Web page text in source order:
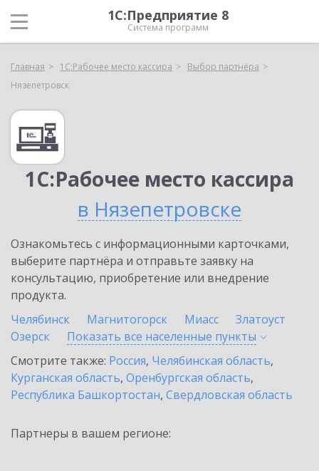
1С:Предприятие 8
Система программ
Главная 1С:Рабочее место кассира
Выбор партнёра
Нязепетровск
1С:Рабочее место кассира
в Нязепетровске
Ознакомьтесь с информационными карточками,
выберите партнёра и отправьте заявку на
консультацию, приобретение или внедрение
продукта.
Челябинск
Магнитогорск Миасс
Златоуст
Озерск
Показать все населенные пункты
Смотрите также: Россия, Челябинская область,
Курганская область, Оренбургская область,
Республика Башкортостан, Свердловская область
Партнеры в вашем регионе: